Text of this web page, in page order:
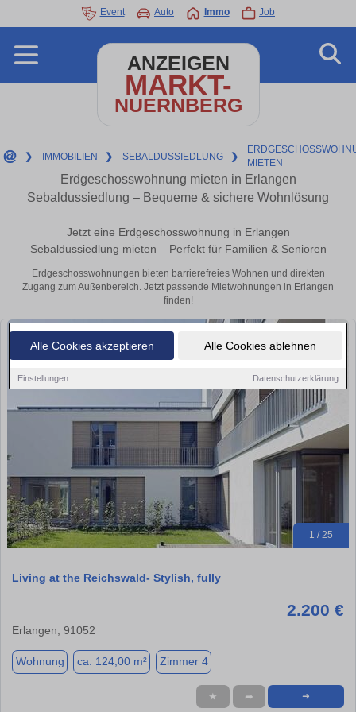
Alle Cookies akzeptieren Alle Cookies ablehnen
Einstellungen Datenschutzerklärung
Event Auto Immo Job
ANZEIGEN
MARKT-
NUERNBERG
❯ IMMOBILIEN ❯ SEBALDUSSIEDLUNG ❯
MIETEN
Erdgeschosswohnung mieten in Erlangen
Sebaldussiedlung – Bequeme & sichere Wohnlösung
Jetzt eine Erdgeschosswohnung in Erlangen
Sebaldussiedlung mieten – Perfekt für Familien & Senioren
Erdgeschosswohnungen bieten barrierefreies Wohnen und direkten
Zugang zum Außenbereich. Jetzt passende Mietwohnungen in Erlangen
finden!
1 / 25
Living at the Reichswald- Stylish, fully
2.200 €
Erlangen, 91052
Wohnung ca. 124,00 m² Zimmer 4
★ ➦ ➜